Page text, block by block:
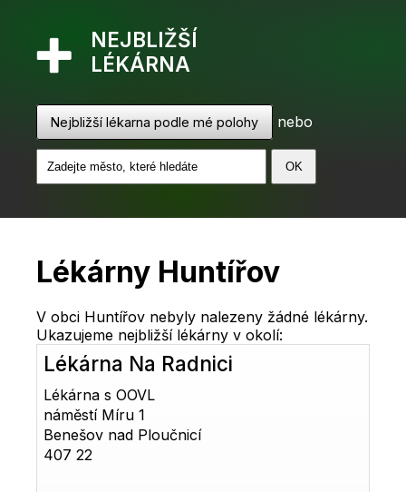
NEJBLIŽŠÍ
LÉKÁRNA
Nejbližší lékarna podle mé polohy nebo
Lékárny Huntířov
V obci Huntířov nebyly nalezeny žádné lékárny.
Ukazujeme nejbližší lékárny v okolí:
Lékárna Na Radnici
Lékárna s OOVL
náměstí Míru 1
Benešov nad Ploučnicí
407 22